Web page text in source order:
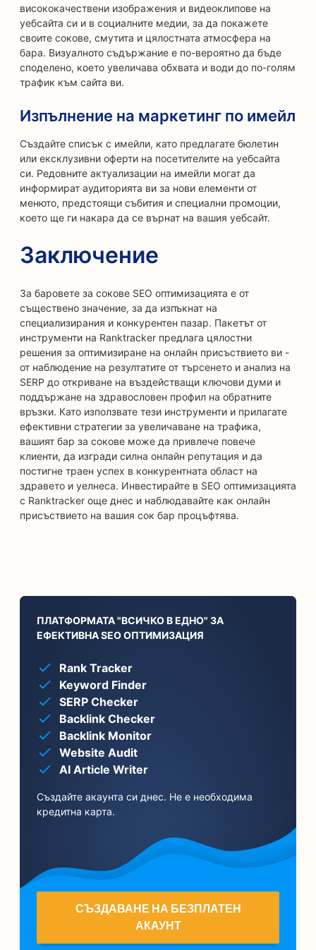
висококачествени изображения и видеоклипове на
уебсайта си и в социалните медии, за да покажете
своите сокове, смутита и цялостната атмосфера на
бара. Визуалното съдържание е по-вероятно да бъде
споделено, което увеличава обхвата и води до по-голям
трафик към сайта ви.
Изпълнение на маркетинг по имейл
Създайте списък с имейли, като предлагате бюлетин
или ексклузивни оферти на посетителите на уебсайта
си. Редовните актуализации на имейли могат да
информират аудиторията ви за нови елементи от
менюто, предстоящи събития и специални промоции,
което ще ги накара да се върнат на вашия уебсайт.
Заключение
За баровете за сокове SEO оптимизацията е от
съществено значение, за да изпъкнат на
специализирания и конкурентен пазар. Пакетът от
инструменти на Ranktracker предлага цялостни
решения за оптимизиране на онлайн присъствието ви -
от наблюдение на резултатите от търсенето и анализ на
SERP до откриване на въздействащи ключови думи и
поддържане на здравословен профил на обратните
връзки. Като използвате тези инструменти и прилагате
ефективни стратегии за увеличаване на трафика,
вашият бар за сокове може да привлече повече
клиенти, да изгради силна онлайн репутация и да
постигне траен успех в конкурентната област на
здравето и уелнеса. Инвестирайте в SEO оптимизацията
с Ranktracker още днес и наблюдавайте как онлайн
присъствието на вашия сок бар процъфтява.
ПЛАТФОРМАТА "ВСИЧКО В ЕДНО" ЗА
ЕФЕКТИВНА SEO ОПТИМИЗАЦИЯ
Rank Tracker
Keyword Finder
SERP Checker
Backlink Checker
Backlink Monitor
Website Audit
AI Article Writer
Създайте акаунта си днес. Не е необходима
кредитна карта.
СЪЗДАВАНЕ НА БЕЗПЛАТЕН
АКАУНТ